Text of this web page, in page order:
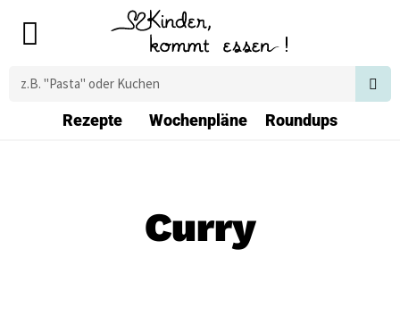
Main
Suche
Rezepte Wochenpläne Roundups
Curry